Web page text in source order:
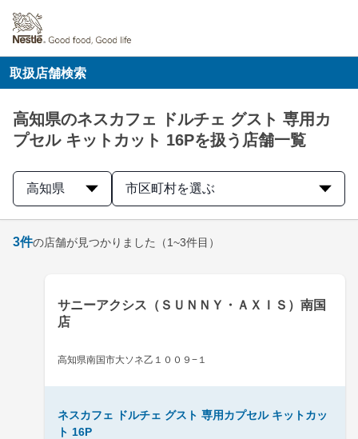
取扱店舗検索
高知県のネスカフェ ドルチェ グスト 専用カ
プセル キットカット 16Pを扱う店舗一覧
高知県 市区町村を選ぶ
3件の店舗が見つかりました （1~3件目）
サニーアクシス（ＳＵＮＮＹ・ＡＸＩＳ）南国
店
高知県南国市大ソネ乙１００９−１
ネスカフェ ドルチェ グスト 専用カプセル キットカッ
ト 16P